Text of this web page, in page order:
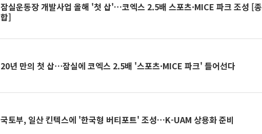
잠실운동장 개발사업 올해 '첫 삽'…코엑스 2.5배 스포츠·MICE 파크 조성 [종
합]
20년 만의 첫 삽⋯잠실에 코엑스 2.5배 '스포츠·MICE 파크' 들어선다
국토부, 일산 킨텍스에 '한국형 버티포트' 조성…K-UAM 상용화 준비